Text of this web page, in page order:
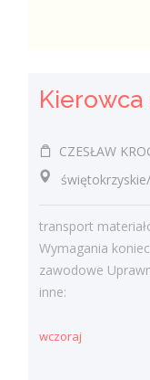
CZESŁAW
świętokrzyskie/
transport
Wymagania
zawodowe
inne:
wczoraj